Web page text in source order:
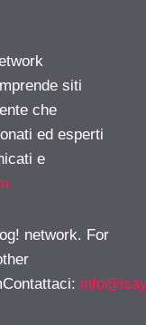
siti
che
ed esperti
e
network. For
: